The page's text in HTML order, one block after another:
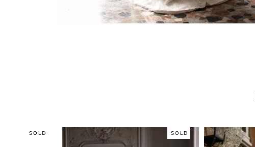
SOLD SOLD